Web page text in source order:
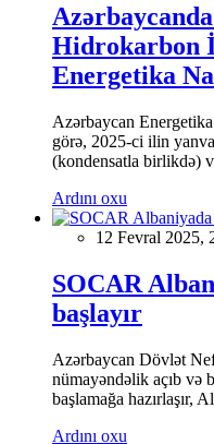
Hidrokarbon
Energetika
Azərbaycan
görə, 2025-ci ilin
(kondensatla birlikdə)
Ardını oxu
12 Fevral 2025,
SOCAR
başlayır
Azərbaycan Dövlət
nümayəndəlik açıb və
başlamağa hazırlaşır,
Ardını oxu